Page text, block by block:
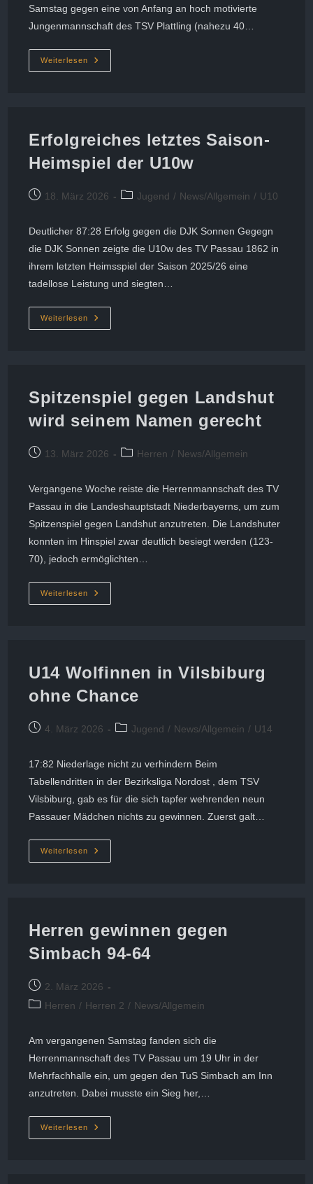
Samstag gegen eine von Anfang an hoch motivierte
Jungenmannschaft des TSV Plattling (nahezu 40…
Weiterlesen
Leistungsbereitschaft
Der
Erfolgreiches letztes Saison-
Heimspiel der U10w
Beitrag18. März 2026
Beitrags-
Jugend / News/Allgemein / U10
Deutlicher 87:28 Erfolg gegen die DJK Sonnen Gegegn
die DJK Sonnen zeigte die U10w des TV Passau 1862 in
ihrem letzten Heimsspiel der Saison 2025/26 eine
tadellose Leistung und siegten…
Weiterlesen
Erfolgreiches
Letztes
Spitzenspiel gegen Landshut
wird seinem Namen gerecht
Beitrag13. März 2026
Beitrags-
Herren / News/Allgemein
Vergangene Woche reiste die Herrenmannschaft des TV
Passau in die Landeshauptstadt Niederbayerns, um zum
Spitzenspiel gegen Landshut anzutreten. Die Landshuter
konnten im Hinspiel zwar deutlich besiegt werden (123-
70), jedoch ermöglichten…
Weiterlesen
Spitzenspiel
Gegen
U14 Wolfinnen in Vilsbiburg
ohne Chance
Beitrag4. März 2026
Beitrags-
Jugend / News/Allgemein / U14
17:82 Niederlage nicht zu verhindern Beim
Tabellendritten in der Bezirksliga Nordost , dem TSV
Vilsbiburg, gab es für die sich tapfer wehrenden neun
Passauer Mädchen nichts zu gewinnen. Zuerst galt…
Weiterlesen
U14
Wolfinnen
Herren gewinnen gegen
Simbach 94-64
Beitrag
veröffentlicht:
2. März 2026
Beitrags-
Herren / Herren 2 / News/Allgemein
Am vergangenen Samstag fanden sich die
Herrenmannschaft des TV Passau um 19 Uhr in der
Mehrfachhalle ein, um gegen den TuS Simbach am Inn
anzutreten. Dabei musste ein Sieg her,…
Weiterlesen
Herren
Gewinnen